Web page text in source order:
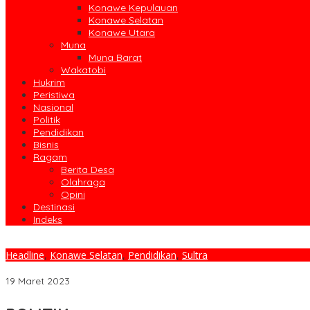
Konawe Kepulauan
Konawe Selatan
Konawe Utara
Muna
Muna Barat
Wakatobi
Hukrim
Peristiwa
Nasional
Politik
Pendidikan
Bisnis
Ragam
Berita Desa
Olahraga
Opini
Destinasi
Indeks
Headline, Konawe Selatan, Pendidikan, Sultra
19 Maret 2023